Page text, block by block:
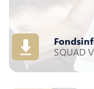
SQUAD